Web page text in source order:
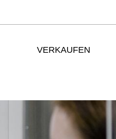
VERKAUFEN